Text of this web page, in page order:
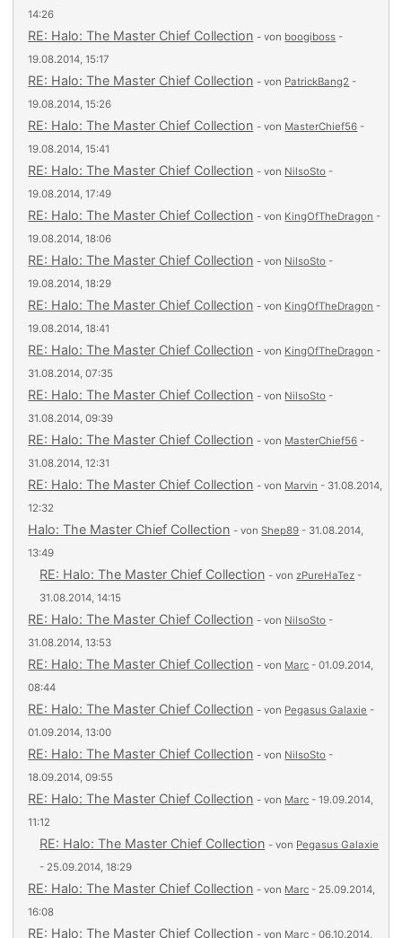
14:26
RE: Halo: The Master Chief Collection - von boogiboss -
19.08.2014, 15:17
RE: Halo: The Master Chief Collection - von PatrickBang2 -
19.08.2014, 15:26
RE: Halo: The Master Chief Collection - von MasterChief56 -
19.08.2014, 15:41
RE: Halo: The Master Chief Collection - von NilsoSto -
19.08.2014, 17:49
RE: Halo: The Master Chief Collection - von KingOfTheDragon -
19.08.2014, 18:06
RE: Halo: The Master Chief Collection - von NilsoSto -
19.08.2014, 18:29
RE: Halo: The Master Chief Collection - von KingOfTheDragon -
19.08.2014, 18:41
RE: Halo: The Master Chief Collection - von KingOfTheDragon -
31.08.2014, 07:35
RE: Halo: The Master Chief Collection - von NilsoSto -
31.08.2014, 09:39
RE: Halo: The Master Chief Collection - von MasterChief56 -
31.08.2014, 12:31
RE: Halo: The Master Chief Collection - von Marvin - 31.08.2014,
12:32
Halo: The Master Chief Collection - vonShep89 - 31.08.2014,
13:49
RE: Halo: The Master Chief Collection - vonzPureHaTez -
31.08.2014, 14:15
RE: Halo: The Master Chief Collection - von NilsoSto -
31.08.2014, 13:53
RE: Halo: The Master Chief Collection - von Marc - 01.09.2014,
08:44
RE: Halo: The Master Chief Collection - von Pegasus Galaxie -
01.09.2014, 13:00
RE: Halo: The Master Chief Collection - von NilsoSto -
18.09.2014, 09:55
RE: Halo: The Master Chief Collection - von Marc - 19.09.2014,
11:12
RE: Halo: The Master Chief Collection - von Pegasus Galaxie
- 25.09.2014, 18:29
RE: Halo: The Master Chief Collection - von Marc - 25.09.2014,
16:08
RE: Halo: The Master Chief Collection - von Marc - 06.10.2014,